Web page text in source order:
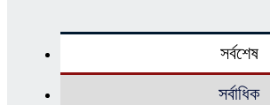
সর্বশেষ
সর্বাধিক